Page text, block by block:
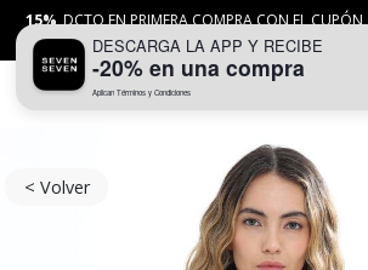
15% DCTO EN PRIMERA COMPRA CON EL CUPÓN
APLICANTYC
< Volver
DESCARGA LA APP Y RECIBE
-20% en una compra
Aplican Términos y Condiciones